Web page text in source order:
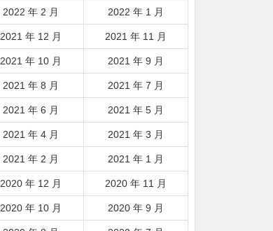
2022 年 2 月 2022 年 1 月
2021 年 12 月 2021 年 11 月
2021 年 10 月 2021 年 9 月
2021 年 8 月 2021 年 7 月
2021 年 6 月 2021 年 5 月
2021 年 4 月 2021 年 3 月
2021 年 2 月 2021 年 1 月
2020 年 12 月 2020 年 11 月
2020 年 10 月 2020 年 9 月